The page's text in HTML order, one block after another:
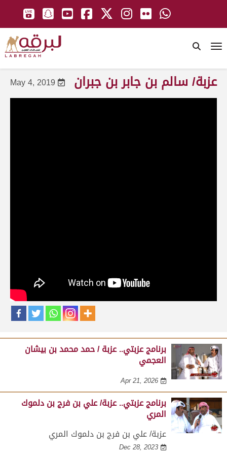
برنامج عزبتي.. عزبة / جبر بن شمسان الرمزاني
النعيمي
برنامج عزبتي.. عزبة / حمد محمد بن بيشان
العجمي
Apr 21, 2026
برنامج عزبتي.. عزبة/ علي بن فرج بن دلموك
المري
عزبة/ علي بن فرج بن دلموك المري
Dec 28, 2023
May 4, 2019 عزبة/ سالم بن جابر بن جبران